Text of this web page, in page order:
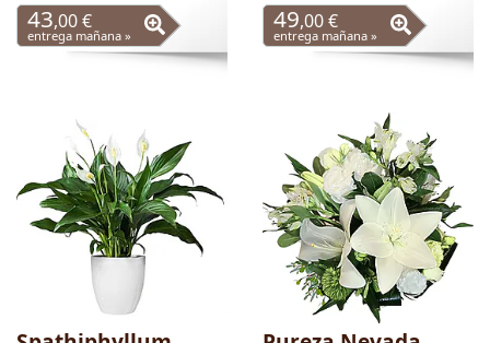
43,00 €
entrega mañana »
49,00 €
entrega mañana »